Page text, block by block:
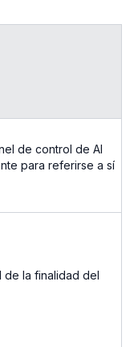
de control de AI
para referirse a sí
de la finalidad del